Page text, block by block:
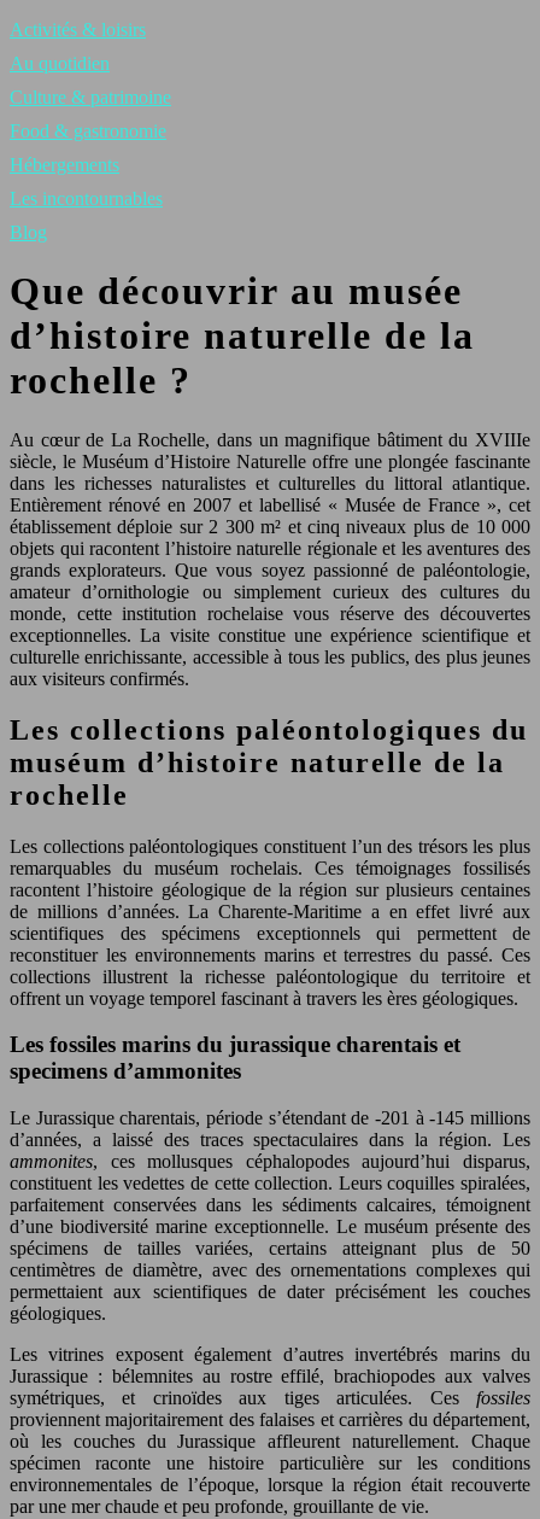
Activités & loisirs
Au quotidien
Culture & patrimoine
Food & gastronomie
Hébergements
Les incontournables
Blog
Que découvrir au musée
d’histoire naturelle de la
rochelle ?
Au cœur de La Rochelle, dans un magnifique bâtiment du XVIIIe
siècle, le Muséum d’Histoire Naturelle offre une plongée fascinante
dans les richesses naturalistes et culturelles du littoral atlantique.
Entièrement rénové en 2007 et labellisé « Musée de France », cet
établissement déploie sur 2 300 m² et cinq niveaux plus de 10 000
objets qui racontent l’histoire naturelle régionale et les aventures des
grands explorateurs. Que vous soyez passionné de paléontologie,
amateur d’ornithologie ou simplement curieux des cultures du
monde, cette institution rochelaise vous réserve des découvertes
exceptionnelles. La visite constitue une expérience scientifique et
culturelle enrichissante, accessible à tous les publics, des plus jeunes
aux visiteurs confirmés.
Les collections paléontologiques du
muséum d’histoire naturelle de la
rochelle
Les collections paléontologiques constituent l’un des trésors les plus
remarquables du muséum rochelais. Ces témoignages fossilisés
racontent l’histoire géologique de la région sur plusieurs centaines
de millions d’années. La Charente-Maritime a en effet livré aux
scientifiques des spécimens exceptionnels qui permettent de
reconstituer les environnements marins et terrestres du passé. Ces
collections illustrent la richesse paléontologique du territoire et
offrent un voyage temporel fascinant à travers les ères géologiques.
Les fossiles marins du jurassique charentais et
specimens d’ammonites
Le Jurassique charentais, période s’étendant de -201 à -145 millions
d’années, a laissé des traces spectaculaires dans la région. Les
ammonites, ces mollusques céphalopodes aujourd’hui disparus,
constituent les vedettes de cette collection. Leurs coquilles spiralées,
parfaitement conservées dans les sédiments calcaires, témoignent
d’une biodiversité marine exceptionnelle. Le muséum présente des
spécimens de tailles variées, certains atteignant plus de 50
centimètres de diamètre, avec des ornementations complexes qui
permettaient aux scientifiques de dater précisément les couches
géologiques.
Les vitrines exposent également d’autres invertébrés marins du
Jurassique : bélemnites au rostre effilé, brachiopodes aux valves
symétriques, et crinoïdes aux tiges articulées. Ces fossiles
proviennent majoritairement des falaises et carrières du département,
où les couches du Jurassique affleurent naturellement. Chaque
spécimen raconte une histoire particulière sur les conditions
environnementales de l’époque, lorsque la région était recouverte
par une mer chaude et peu profonde, grouillante de vie.